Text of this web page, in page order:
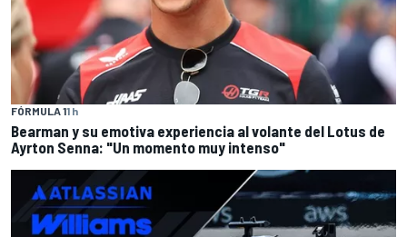
FÓRMULA 11 h
Bearman y su emotiva experiencia al volante del Lotus de
Ayrton Senna: "Un momento muy intenso"